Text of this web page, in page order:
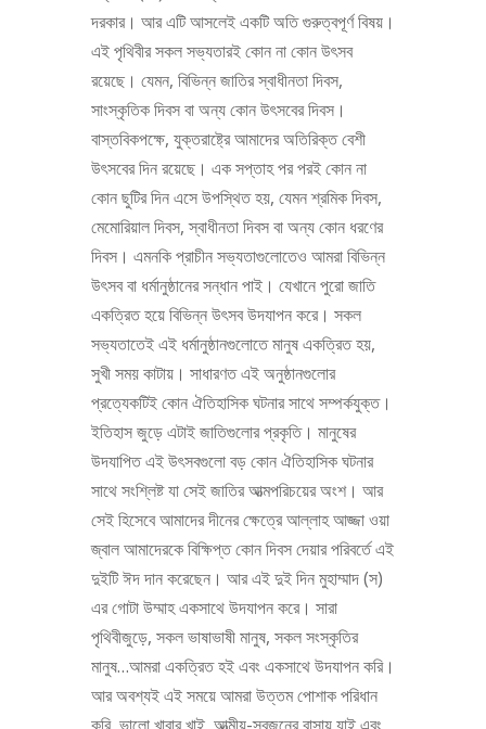
দরকার। আর এটি আসলেই একটি অতি গুরুত্বপূর্ণ বিষয়।
এই পৃথিবীর সকল সভ্যতারই কোন না কোন উৎসব
রয়েছে। যেমন, বিভিন্ন জাতির স্বাধীনতা দিবস,
সাংস্কৃতিক দিবস বা অন্য কোন উৎসবের দিবস।
বাস্তবিকপক্ষে, যুক্তরাষ্ট্রে আমাদের অতিরিক্ত বেশী
উৎসবের দিন রয়েছে। এক সপ্তাহ পর পরই কোন না
কোন ছুটির দিন এসে উপস্থিত হয়, যেমন শ্রমিক দিবস,
মেমোরিয়াল দিবস, স্বাধীনতা দিবস বা অন্য কোন ধরণের
দিবস। এমনকি প্রাচীন সভ্যতাগুলোতেও আমরা বিভিন্ন
উৎসব বা ধর্মানুষ্ঠানের সন্ধান পাই। যেখানে পুরো জাতি
একত্রিত হয়ে বিভিন্ন উৎসব উদযাপন করে। সকল
সভ্যতাতেই এই ধর্মানুষ্ঠানগুলোতে মানুষ একত্রিত হয়,
সুখী সময় কাটায়। সাধারণত এই অনুষ্ঠানগুলোর
প্রত্যেকটিই কোন ঐতিহাসিক ঘটনার সাথে সম্পর্কযুক্ত।
ইতিহাস জুড়ে এটাই জাতিগুলোর প্রকৃতি। মানুষের
উদযাপিত এই উৎসবগুলো বড় কোন ঐতিহাসিক ঘটনার
সাথে সংশ্লিষ্ট যা সেই জাতির আত্মপরিচয়ের অংশ। আর
সেই হিসেবে আমাদের দীনের ক্ষেত্রে আল্লাহ আজ্জা ওয়া
জ্বাল আমাদেরকে বিক্ষিপ্ত কোন দিবস দেয়ার পরিবর্তে এই
দুইটি ঈদ দান করেছেন। আর এই দুই দিন মুহাম্মাদ (স)
এর গোটা উম্মাহ একসাথে উদযাপন করে। সারা
পৃথিবীজুড়ে, সকল ভাষাভাষী মানুষ, সকল সংস্কৃতির
মানুষ…আমরা একত্রিত হই এবং একসাথে উদযাপন করি।
আর অবশ্যই এই সময়ে আমরা উত্তম পোশাক পরিধান